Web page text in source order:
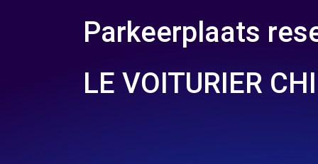
Parkeerplaats
LE VOITURIER